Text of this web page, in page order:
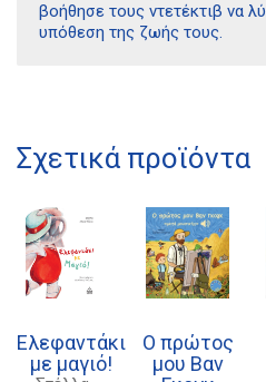
βοήθησε τους ντετέκτιβ να
υπόθεση της ζωής τους.
Σχετικά προϊόντα
Ελεφαντάκι
με μαγιό!
Ο πρώτος
μου Βαν
21 1750
Πολιτική
Τρόποι